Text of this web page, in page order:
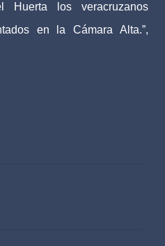
Huerta los veracruzanos
en la Cámara Alta.”,